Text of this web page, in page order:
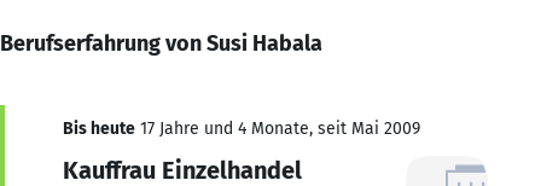
Berufserfahrung von Susi Habala
Bis heute 17 Jahre und 4 Monate, seit Mai 2009
Kauffrau Einzelhandel